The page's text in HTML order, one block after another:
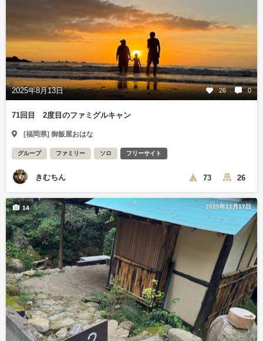
2025年8月13日 26 0
71回目 2度目のファミグルキャン
[福岡県] 御飯屋おはな
グループ ファミリー ソロ フリーサイト
きむちん 73 26
2025年11月17日
14